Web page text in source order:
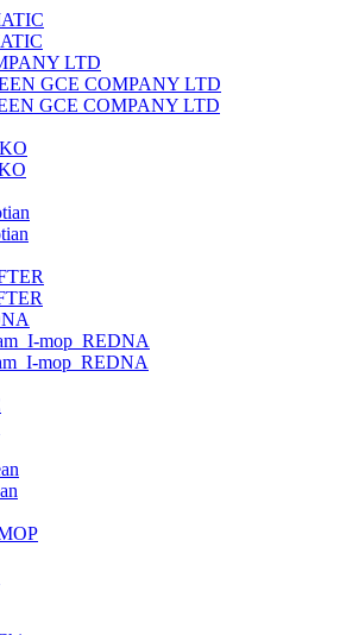
LTD
GCE COMPANY LTD
GCE COMPANY LTD
mop_REDNA
mop_REDNA